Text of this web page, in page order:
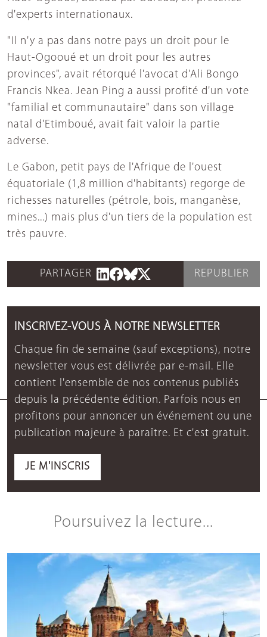
d'experts internationaux.
"Il n'y a pas dans notre pays un droit pour le
Haut-Ogooué et un droit pour les autres
provinces", avait rétorqué l'avocat d'Ali Bongo
Francis Nkea. Jean Ping a aussi profité d'un vote
"familial et communautaire" dans son village
natal d'Etimboué, avait fait valoir la partie
adverse.
Le Gabon, petit pays de l'Afrique de l'ouest
équatoriale (1,8 million d'habitants) regorge de
richesses naturelles (pétrole, bois, manganèse,
mines...) mais plus d'un tiers de la population est
très pauvre.
PARTAGER REPUBLIER
INSCRIVEZ-VOUS À NOTRE NEWSLETTER
Chaque fin de semaine (sauf exceptions), notre
newsletter vous est délivrée par e-mail. Elle
contient l'ensemble de nos contenus publiés
depuis la précédente édition. Parfois nous en
profitons pour annoncer un événement ou une
publication majeure à paraître. Et c'est gratuit.
JE M'INSCRIS
Poursuivez la lecture...